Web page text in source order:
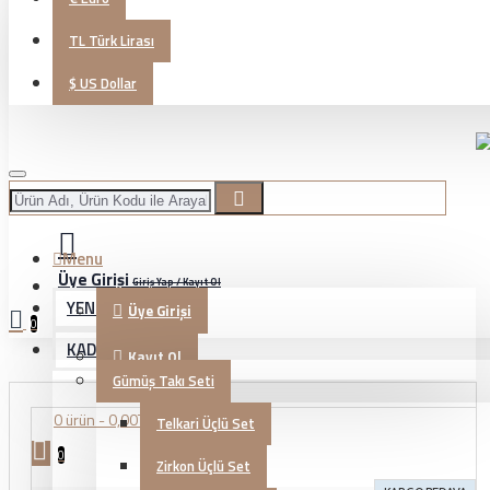
TL Türk Lirası
$ US Dollar
Üye Girişi Giriş Yap / Kayıt Ol
Üye Girişi
Kayıt Ol
0 ürün - 0,00TL
0
Menu
YENİ GELENLER
KADIN TAKI
Gümüş Takı Seti
Telkari Üçlü Set
Zirkon Üçlü Set
0